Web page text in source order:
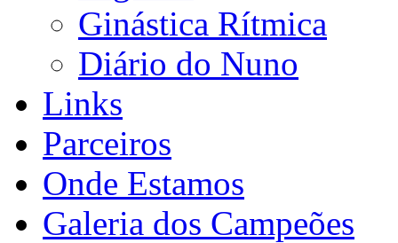
Ginástica Rítmica
Diário do Nuno
Links
Parceiros
Onde Estamos
Galeria dos Campeões